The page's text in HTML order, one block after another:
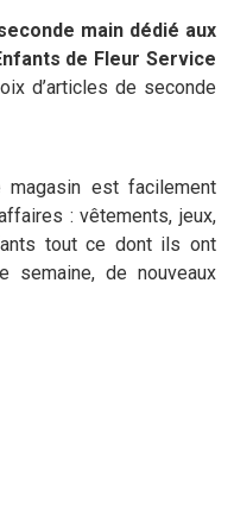
main dédié aux
de Fleur Service
d’articles de seconde
magasin est facilement
: vêtements, jeux,
tout ce dont ils ont
semaine, de nouveaux